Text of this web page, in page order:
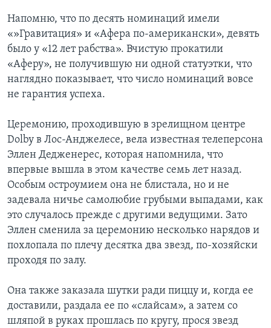
Напомню, что по десять номинаций имели
«»Гравитация» и «Афера по-американски», девять
было у «12 лет рабства». Вчистую прокатили
«Аферу», не получившую ни одной статуэтки, что
наглядно показывает, что число номинаций вовсе
не гарантия успеха.
Церемонию, проходившую в зрелищном центре
Dolby в Лос-Анджелесе, вела известная телеперсона
Эллен Дедженерес, которая напомнила, что
впервые вышла в этом качестве семь лет назад.
Особым остроумием она не блистала, но и не
задевала ничье самолюбие грубыми выпадами, как
это случалось прежде с другими ведущими. Зато
Эллен сменила за церемонию несколько нарядов и
похлопала по плечу десятка два звезд, по-хозяйски
проходя по залу.
Она также заказала шутки ради пиццу и, когда ее
доставили, раздала ее по «слайсам», а затем со
шляпой в руках прошлась по кругу, прося звезд